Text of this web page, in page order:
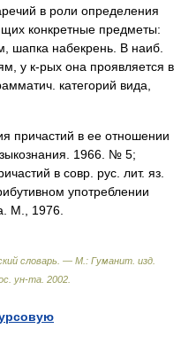
в роли определения
конкретные предметы:
шапка набекрень. В наиб.
у к-рых она проявляется в
категорий вида,
причастий в ее отношении
1966. № 5;
в совр. рус. лит. яз.
употреблении
М., 1976.
словарь. — М.: Гуманит. изд.
ун-та 2002